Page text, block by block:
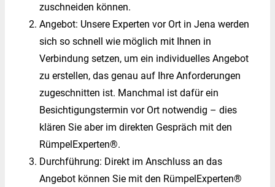
zuschneiden können.
Angebot: Unsere Experten vor Ort in Jena werden
sich so schnell wie möglich mit Ihnen in
Verbindung setzen, um ein individuelles Angebot
zu erstellen, das genau auf Ihre Anforderungen
zugeschnitten ist. Manchmal ist dafür ein
Besichtigungstermin vor Ort notwendig – dies
klären Sie aber im direkten Gespräch mit den
RümpelExperten®.
Durchführung: Direkt im Anschluss an das
Angebot können Sie mit den RümpelExperten®